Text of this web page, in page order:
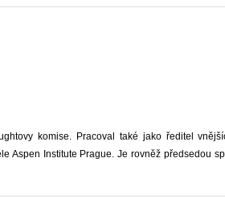
komise. Pracoval také jako ředitel
Aspen Institute Prague. Je rovněž předsedou